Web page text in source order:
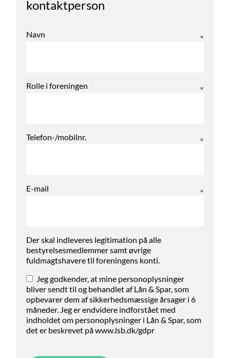
kontaktperson
Navn
Rolle i foreningen
Telefon-/mobilnr.
E-mail
Der skal indleveres legitimation på alle
bestyrelsesmedlemmer samt øvrige
fuldmagtshavere til foreningens konti.
Jeg godkender, at mine personoplysninger
bliver sendt til og behandlet af Lån & Spar, som
opbevarer dem af sikkerhedsmæssige årsager i 6
måneder. Jeg er endvidere indforstået med
indholdet om personoplysninger i Lån & Spar, som
det er beskrevet på www.lsb.dk/gdpr